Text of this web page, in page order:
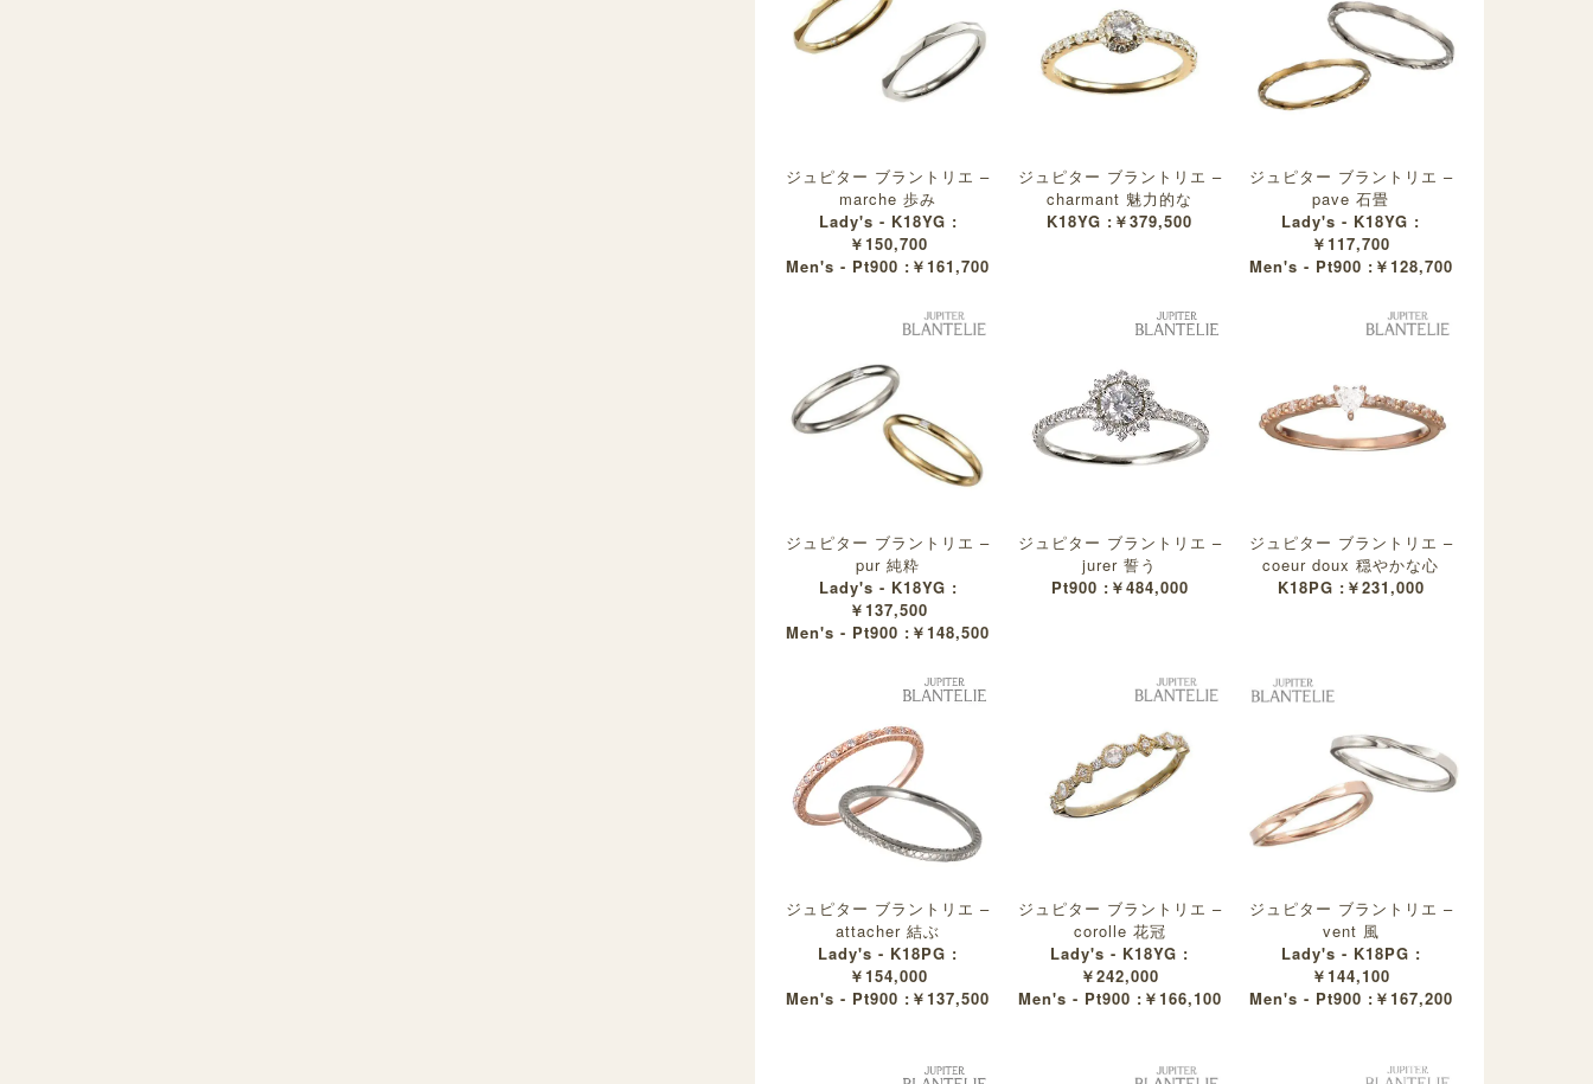
ジュピター ブラントリエ –
marche 歩み
Lady's - K18YG :
￥150,700
Men's - Pt900 :￥161,700
ジュピター ブラントリエ –
charmant 魅力的な
K18YG :￥379,500
ジュピター ブラントリエ –
pave 石畳
Lady's - K18YG :
￥117,700
Men's - Pt900 :￥128,700
ジュピター ブラントリエ –
pur 純粋
Lady's - K18YG :
￥137,500
Men's - Pt900 :￥148,500
ジュピター ブラントリエ –
jurer 誓う
Pt900 :￥484,000
ジュピター ブラントリエ –
coeur doux 穏やかな心
K18PG :￥231,000
ジュピター ブラントリエ –
attacher 結ぶ
Lady's - K18PG :
￥154,000
Men's - Pt900 :￥137,500
ジュピター ブラントリエ –
corolle 花冠
Lady's - K18YG :
￥242,000
Men's - Pt900 :￥166,100
ジュピター ブラントリエ –
vent 風
Lady's - K18PG :
￥144,100
Men's - Pt900 :￥167,200